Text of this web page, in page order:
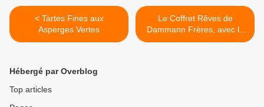
< Tartes Fines aux
Asperges Vertes
Le Coffret Rêves de
Dammann Frères, avec le
Parfumeur Fragonard >
Hébergé par Overblog
Top articles